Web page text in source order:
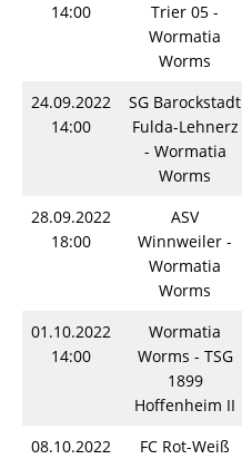
14:00
Trier 05 -
Wormatia
Worms
24.09.2022
14:00
SG Barockstadt
Fulda-Lehnerz
- Wormatia
Worms
28.09.2022
18:00
ASV
Winnweiler -
Wormatia
Worms
01.10.2022
14:00
Wormatia
Worms - TSG
1899
Hoffenheim II
08.10.2022
FC Rot-Weiß